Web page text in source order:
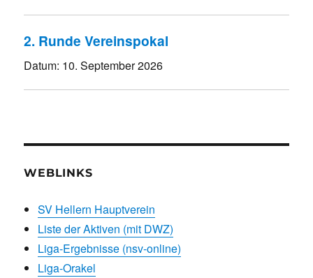
2. Runde Vereinspokal
Datum: 10. September 2026
WEBLINKS
SV Hellern Hauptverein
Liste der Aktiven (mit DWZ)
Liga-Ergebnisse (nsv-online)
Liga-Orakel